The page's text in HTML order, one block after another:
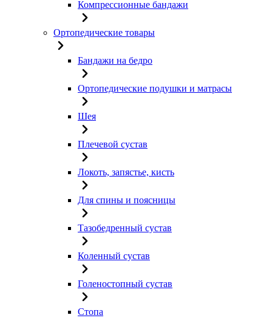
Компрессионные бандажи
Ортопедические товары
Бандажи на бедро
Ортопедические подушки и матрасы
Шея
Плечевой сустав
Локоть, запястье, кисть
Для спины и поясницы
Тазобедренный сустав
Коленный сустав
Голеностопный сустав
Стопа